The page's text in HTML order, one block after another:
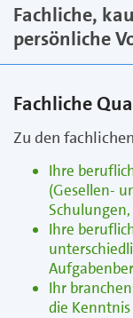
Fachliche,
persönliche
Fachliche
Zu den
Ihre
(Gesellen-
Ihre
Ihr
die